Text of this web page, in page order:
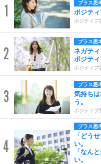
1 プラス思
ポジテ
ポジティブ
2
プラス思
ネガティ
ポジテ
ポジティブ
3
プラス思
気持ち
う。
ポジティブ
4
プラス思
「どう
い。
「なん
い。